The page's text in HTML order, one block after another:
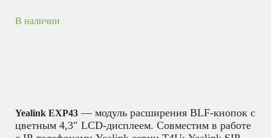
В наличии
Yealink EXP43 — модуль расширения BLF-кнопок с
цветным 4,3″ LCD-дисплеем. Совместим в работе